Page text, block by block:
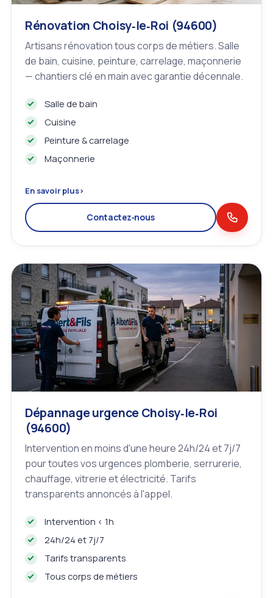
Rénovation Choisy‑le‑Roi (94600)
Artisans rénovation tous corps de métiers. Salle
de bain, cuisine, peinture, carrelage, maçonnerie
— chantiers clé en main avec garantie décennale.
Salle de bain
Cuisine
Peinture & carrelage
Maçonnerie
En savoir plus›
Contactez‑nous
Dépannage urgence Choisy‑le‑Roi
(94600)
Intervention en moins d'une heure 24h/24 et 7j/7
pour toutes vos urgences plomberie, serrurerie,
chauffage, vitrerie et électricité. Tarifs
transparents annoncés à l'appel.
Intervention < 1h
24h/24 et 7j/7
Tarifs transparents
Tous corps de métiers